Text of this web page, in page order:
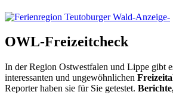
-Anzeige-
OWL-Freizeitcheck
In der Region Ostwestfalen und Lippe gibt
interessanten und ungewöhnlichen
Reporter haben sie für Sie getestet.